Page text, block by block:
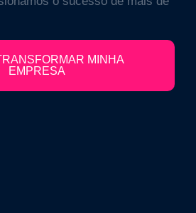
MINHA
EMPRESA